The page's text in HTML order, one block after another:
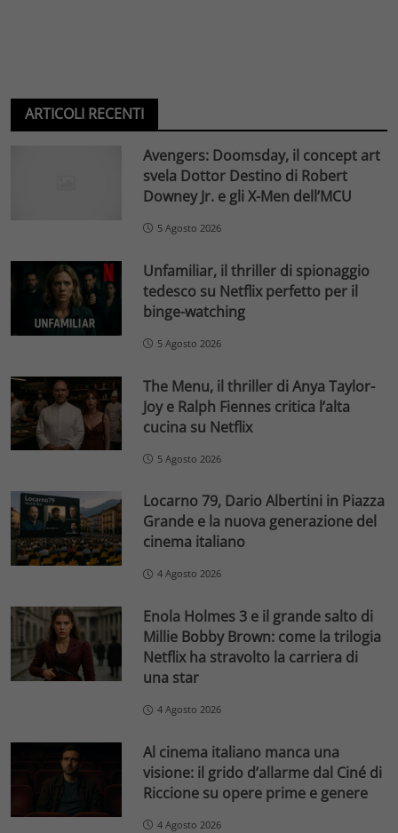
ARTICOLI RECENTI
Avengers: Doomsday, il concept art
svela Dottor Destino di Robert
Downey Jr. e gli X-Men dell’MCU
5 Agosto 2026
Unfamiliar, il thriller di spionaggio
tedesco su Netflix perfetto per il
binge-watching
5 Agosto 2026
The Menu, il thriller di Anya Taylor-
Joy e Ralph Fiennes critica l’alta
cucina su Netflix
5 Agosto 2026
Locarno 79, Dario Albertini in Piazza
Grande e la nuova generazione del
cinema italiano
4 Agosto 2026
Enola Holmes 3 e il grande salto di
Millie Bobby Brown: come la trilogia
Netflix ha stravolto la carriera di
una star
4 Agosto 2026
Al cinema italiano manca una
visione: il grido d’allarme dal Ciné di
Riccione su opere prime e genere
4 Agosto 2026